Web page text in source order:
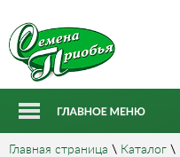
Главная страница \ Каталог \